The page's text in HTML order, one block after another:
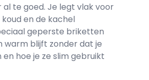
te goed. Je legt vlak voor
en de kachel
geperste briketten
warm blijft zonder dat je
hoe je ze slim gebruikt